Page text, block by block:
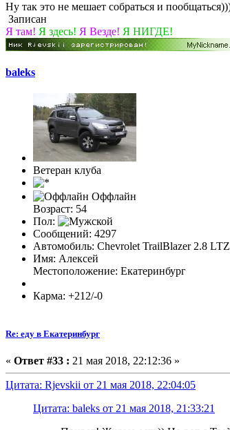
Ну так это не мешает собраться и
Записан
Я там! Я здесь! Я Везде! Я НИГДЕ!
baleks
Ветеран клуба
Оффлайн
Возраст: 54
Пол:
Сообщений: 4297
Автомобиль: Chevrolet TrailBlazer 2.8
Имя: Алексей
Местоположение: Екатеринбург
Карма: +212/-0
Re: еду в Екатеринбург
« Ответ #33 : 21 мая 2018, 22:12:36 »
Цитата: Rjevskii от 21 мая 2018, 22:04:05
Цитата: baleks от 21 мая 2018, 21:33:21